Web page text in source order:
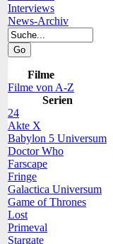
Interviews
News-Archiv
Filme
Filme von A-Z
Serien
24
Akte X
Babylon 5 Universum
Doctor Who
Farscape
Fringe
Galactica Universum
Game of Thrones
Lost
Primeval
Stargate